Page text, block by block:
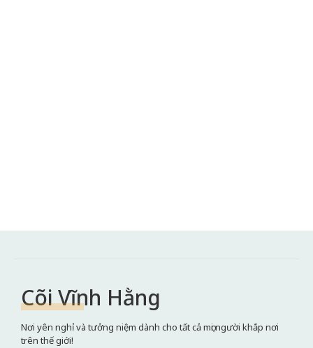
Cõi Vĩnh Hằng
Nơi yên nghỉ và tưởng niệm dành cho tất cả mọi người khắp nơi
trên thế giới!